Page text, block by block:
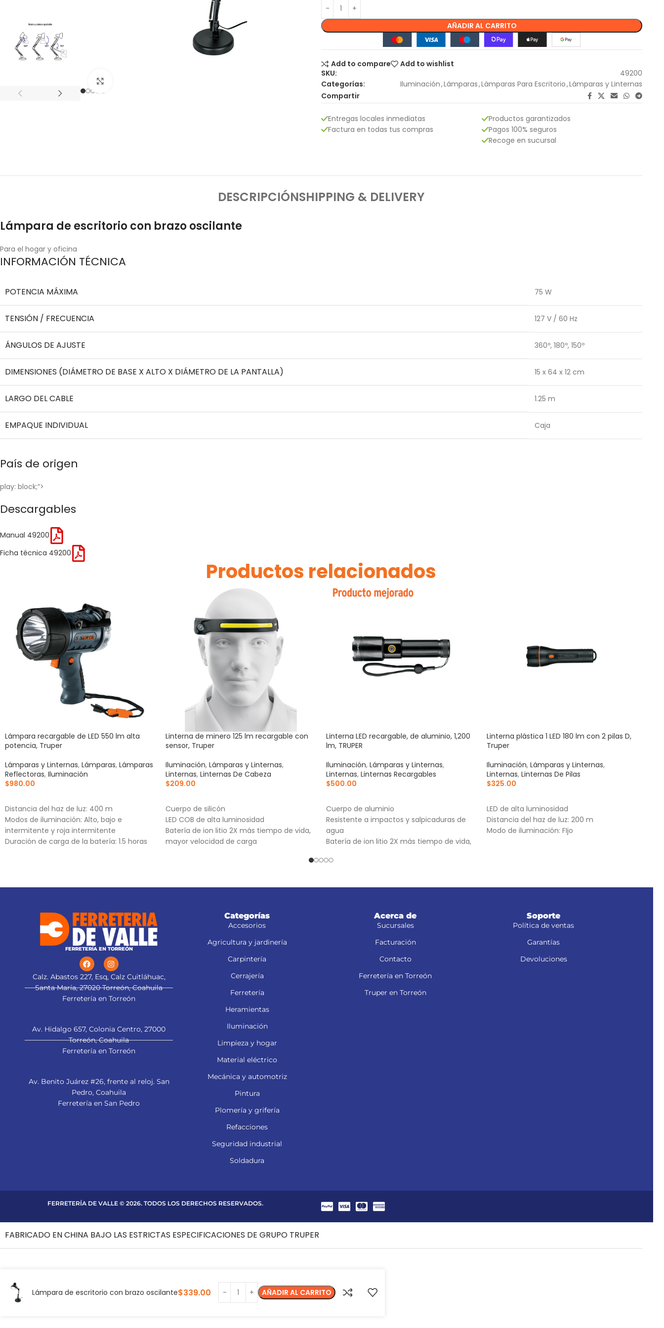
AÑADIR AL CARRITO
Add to compare
Add to wishlist
SKU:
49200
Categorías:
Iluminación,Lámparas,Lámparas Para Escritorio,Lámparas y Linternas
Compartir
Entregas locales inmediatas
Factura en todas tus compras
Productos garantizados
Pagos 100% seguros
Recoge en sucursal
DESCRIPCIÓNSHIPPING & DELIVERY
Lámpara de escritorio con brazo oscilante
Para el hogar y oficina
INFORMACIÓN TÉCNICA
POTENCIA MÁXIMA 75 W
TENSIÓN / FRECUENCIA 127 V / 60 Hz
ÁNGULOS DE AJUSTE 360º, 180º, 150º
DIMENSIONES (DIÁMETRO DE BASE X ALTO X DIÁMETRO DE LA PANTALLA) 15 x 64 x 12 cm
LARGO DEL CABLE 1.25 m
EMPAQUE INDIVIDUAL Caja
País de origen
play: block;”>
Descargables
Manual 49200
Ficha técnica 49200
Productos relacionados
Lámpara recargable de LED 550 lm alta
potencia, Truper
Lámparas y Linternas, Lámparas, Lámparas
Reflectoras, Iluminación
$980.00
Distancia del haz de luz: 400 m
Modos de iluminación: Alto, bajo e
intermitente y roja intermitente
Duración de carga de la batería: 1.5 horas
Linterna de minero 125 lm recargable con
sensor, Truper
Iluminación, Lámparas y Linternas,
Linternas, Linternas De Cabeza
$209.00
Cuerpo de silicón
LED COB de alta luminosidad
Batería de ion litio 2X más tiempo de vida,
mayor velocidad de carga
Linterna LED recargable, de aluminio, 1,200
lm, TRUPER
Iluminación, Lámparas y Linternas,
Linternas, Linternas Recargables
$500.00
Cuerpo de aluminio
Resistente a impactos y salpicaduras de
agua
Batería de ion litio 2X más tiempo de vida,
Linterna plástica 1 LED 180 lm con 2 pilas D,
Truper
Iluminación, Lámparas y Linternas,
Linternas, Linternas De Pilas
$325.00
LED de alta luminosidad
Distancia del haz de luz: 200 m
Modo de iluminación: FIjo
FERRETERÍA EN TORREÓN
Calz. Abastos 227, Esq, Calz Cuitláhuac,
Santa María, 27020 Torreón, Coahuila
Ferretería en Torreón
Av. Hidalgo 657, Colonia Centro, 27000
Torreón, Coahuila
Ferretería en Torreón
Av. Benito Juárez #26, frente al reloj. San
Pedro, Coahuila
Ferretería en San Pedro
Categorías
Accesorios
Agricultura y jardinería
Carpintería
Cerrajería
Ferretería
Heramientas
Iluminación
Limpieza y hogar
Material eléctrico
Mecánica y automotriz
Pintura
Plomería y grifería
Refacciones
Seguridad industrial
Soldadura
Acerca de
Sucursales
Facturación
Contacto
Ferretería en Torreón
Truper en Torreón
Soporte
Política de ventas
Garantías
Devoluciones
FERRETERÍA DE VALLE © 2026. TODOS LOS DERECHOS RESERVADOS.
Lámpara de escritorio con brazo oscilante$339.00 AÑADIR AL CARRITO
FABRICADO EN CHINA BAJO LAS ESTRICTAS ESPECIFICACIONES DE GRUPO TRUPER